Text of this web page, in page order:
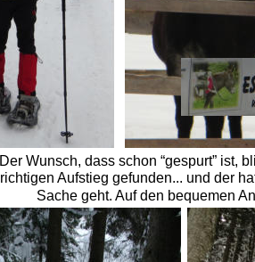
Der Wunsch, dass schon “gespurt” ist,
richtigen Aufstieg gefunden... und der
Sache geht. Auf den bequemen